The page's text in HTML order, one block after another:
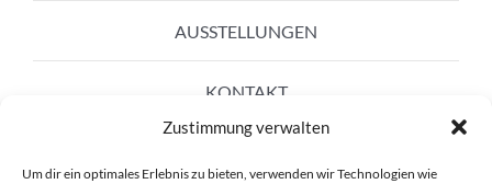
Zustimmung verwalten
Um dir ein optimales Erlebnis zu bieten, verwenden wir Technologien wie
AUSSTELLUNGEN
KONTAKT